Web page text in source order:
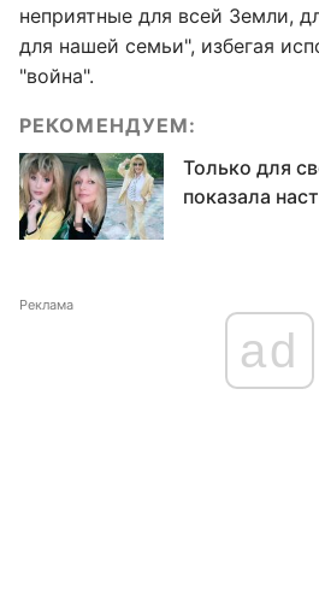
неприятные для всей Земли,
для нашей семьи", избегая
"война".
РЕКОМЕНДУЕМ:
Только для
показала
Реклама
ad